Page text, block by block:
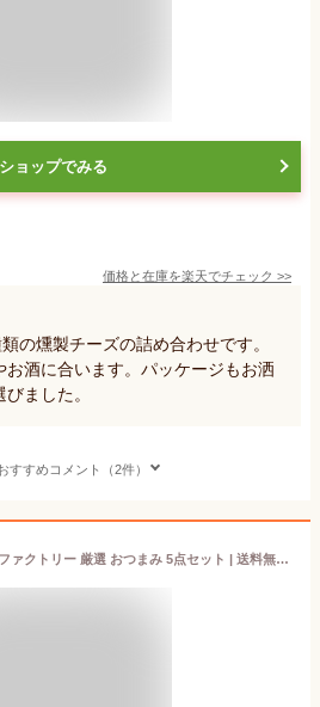
ショップでみる
価格と在庫を楽天でチェック >>
の燻製チーズの詰め合わせです。
お酒に合います。パッケージもお洒
ました。
すすめコメント（2件）
父の日 お中元 チーズファクトリー 厳選 おつまみ 5点セット | 送料無料 おつまみセット おつまみギフト 酒のつまみ お中元 御中元 夏ギフト 2026 父の日 3000円 ギフト プレゼント お祝い 内祝い お返し 常温 食べ物 お酒 お酒のおつまみ お取り寄せ あす楽 即日発送